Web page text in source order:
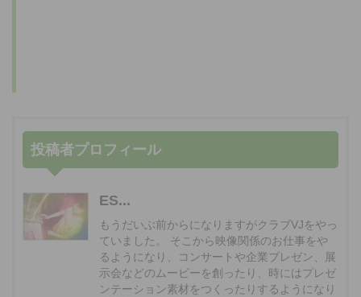
投稿者プロフィール
ES...
もうだいぶ前からになりますがクラブVJをやっ
ていました。 そこから映像関係のお仕事をや
るようになり、コンサートや企業プレゼン、展
示会などのムービーを創ったり、時にはプレゼ
ンテーション素材をつくったりするようになり